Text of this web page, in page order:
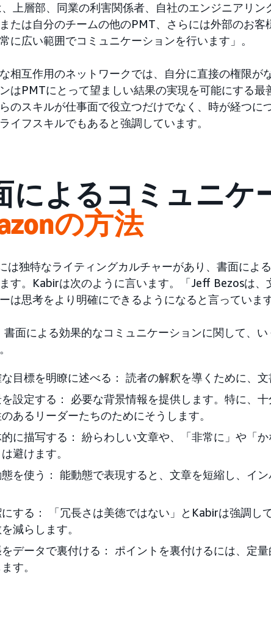
、上層部、同業の利害関係者、自社のエンジニアリ
たは自分のチームの他のPMT、さらには外部のお
に広い範囲でコミュニケーションを行います」。
相互作用のネットワークでは、自分に直接の権限が
はPMTにとって望ましい結果の実現を可能にする
のスキルが仕事面で役立つだけでなく、時が経つに
イフスキルでもあると強調しています。
によるコミュニケ
の方法
は独特なライティングカルチャーがあり、書面によ
す。Kabirは次のように言います。「Jeff Bezosは、
は思考をより明確にできるようになると言っています
書面による効果的なコミュニケーションに関して、
目標を明瞭に述べる： 読者の解釈を導くために、文
設定する： 必要な背景情報を提供します。特に、
あるリーダーたちのためにそうします。
に描写する： 紛らわしい文章や、「非常に」や「
避けます。
を使う： 能動態で表現すると、文章を短縮し、イ
する： 「冗長さは美徳ではない」とKabirは強調し
減らします。
データで裏付ける： ポイントを裏付けるには、定
す。